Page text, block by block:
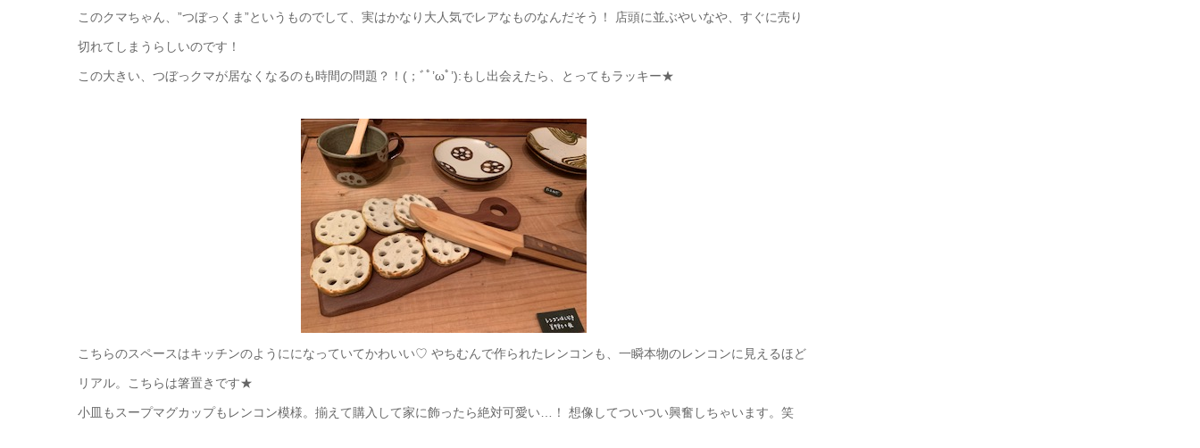
このクマちゃん、”つぼっくま”というものでして、実はかなり大人気でレアなものなんだそう！ 店頭に並ぶやいなや、すぐに売り
切れてしまうらしいのです！
この大きい、つぼっクマが居なくなるのも時間の問題？！(；ﾞﾟ’ωﾟ’):もし出会えたら、とってもラッキー★
こちらのスペースはキッチンのようにになっていてかわいい♡ やちむんで作られたレンコンも、一瞬本物のレンコンに見えるほど
リアル。こちらは箸置きです★
小皿もスープマグカップもレンコン模様。揃えて購入して家に飾ったら絶対可愛い…！ 想像してついつい興奮しちゃいます。笑